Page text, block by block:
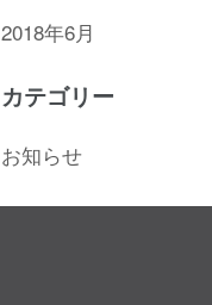
2018年6月
カテゴリー
お知らせ